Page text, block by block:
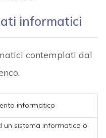
informatici
contemplati dal
informatico
un sistema informatico o